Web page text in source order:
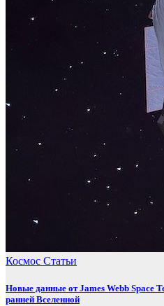
Космос Статьи
Новые данные от James Webb Space
ранней Вселенной